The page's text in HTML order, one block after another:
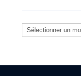
Archives